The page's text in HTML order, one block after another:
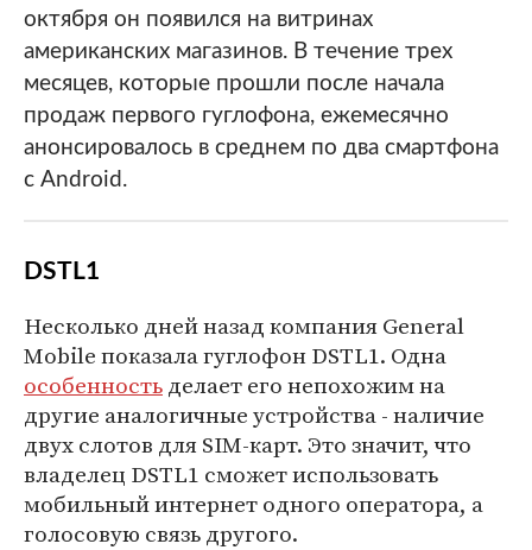
октября он появился на витринах
американских магазинов. В течение трех
месяцев, которые прошли после начала
продаж первого гуглофона, ежемесячно
анонсировалось в среднем по два смартфона
с Android.
DSTL1
Несколько дней назад компания General
Mobile показала гуглофон DSTL1. Одна
особенностьделает его непохожим на
другие аналогичные устройства - наличие
двух слотов для SIM-карт. Это значит, что
владелец DSTL1 сможет использовать
мобильный интернет одного оператора, а
голосовую связь другого.